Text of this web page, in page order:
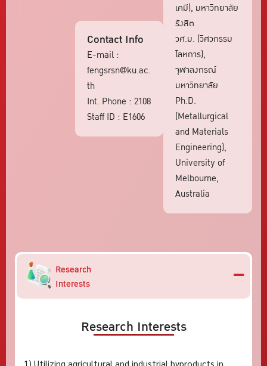
Contact Info
E-mail :
fengsrsn@ku.ac.
th
Int. Phone : 2108
Staff ID : E1606
เคมี), มหาวิทยาลัย
รังสิต
วศ.ม. (วิศวกรรม
โลหการ),
จุฬาลงกรณ์
มหาวิทยาลัย
Ph.D.
(Metallurgical
and Materials
Engineering),
University of
Melbourne,
Australia
Research
Interests
Research Interests
1) Utilizing agricultural and industrial byproducts in